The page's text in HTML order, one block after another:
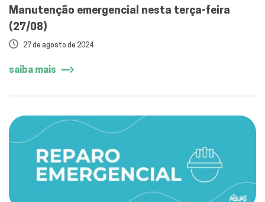
Manutenção emergencial nesta terça-feira
(27/08)
27 de agosto de 2024
saiba mais